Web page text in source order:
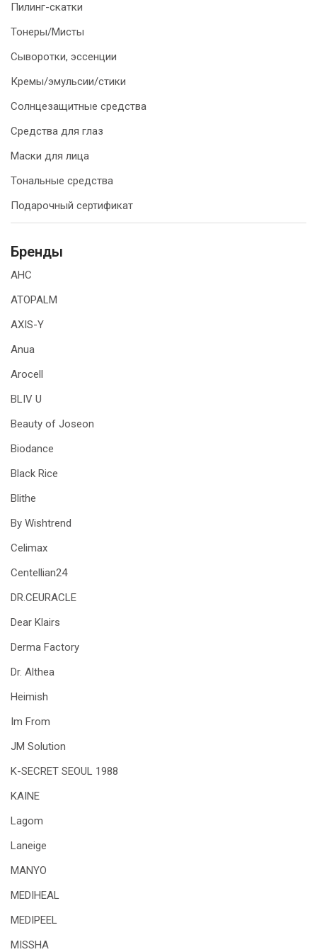
Пилинг-скатки
Тонеры/Мисты
Сыворотки, эссенции
Кремы/эмульсии/стики
Солнцезащитные средства
Средства для глаз
Маски для лица
Тональные средства
Подарочный сертификат
Бренды
AHC
ATOPALM
AXIS-Y
Anua
Arocell
BLIV U
Beauty of Joseon
Biodance
Black Rice
Blithe
By Wishtrend
Celimax
Centellian24
DR.CEURACLE
Dear Klairs
Derma Factory
Dr. Althea
Heimish
Im From
JM Solution
K-SECRET SEOUL 1988
KAINE
Lagom
Laneige
MANYO
MEDIHEAL
MEDIPEEL
MISSHA